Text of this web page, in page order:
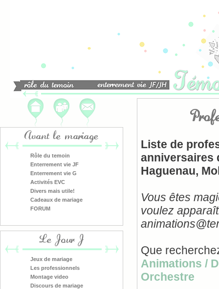
Avant le mariage
Rôle du temoin
Enterrement vie JF
Enterrement vie G
Activités EVC
Divers mais utile!
Cadeaux de mariage
FORUM
Le Jour J
Jeux de mariage
Les professionnels
Montage video
Discours de mariage
Liste de
anniversaires
Haguenau,
Vous êtes
voulez
Que
Animations /
Orchestre